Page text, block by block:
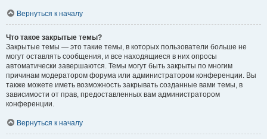
Вернуться к началу
Что такое закрытые темы?
Закрытые темы — это такие темы, в которых пользователи больше не
могут оставлять сообщения, и все находящиеся в них опросы
автоматически завершаются. Темы могут быть закрыты по многим
причинам модератором форума или администратором конференции. Вы
также можете иметь возможность закрывать созданные вами темы, в
зависимости от прав, предоставленных вам администратором
конференции.
Вернуться к началу